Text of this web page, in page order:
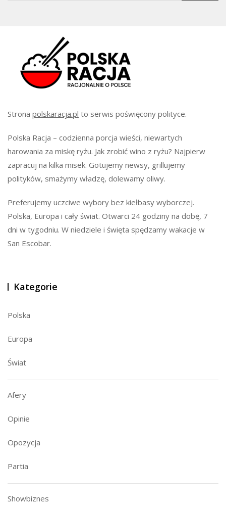
Strona polskaracja.pl to serwis poświęcony polityce.
Polska Racja – codzienna porcja wieści, niewartych
harowania za miskę ryżu. Jak zrobić wino z ryżu? Najpierw
zapracuj na kilka misek. Gotujemy newsy, grillujemy
polityków, smażymy władzę, dolewamy oliwy.
Preferujemy uczciwe wybory bez kiełbasy wyborczej.
Polska, Europa i cały świat. Otwarci 24 godziny na dobę, 7
dni w tygodniu. W niedziele i święta spędzamy wakacje w
San Escobar.
Kategorie
Polska
Europa
Świat
Afery
Opinie
Opozycja
Partia
Showbiznes